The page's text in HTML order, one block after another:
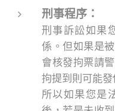
刑事程序：
刑事訴訟如果
係。但如果是
會核發拘票請
拘提到則可能發
所以如果您是